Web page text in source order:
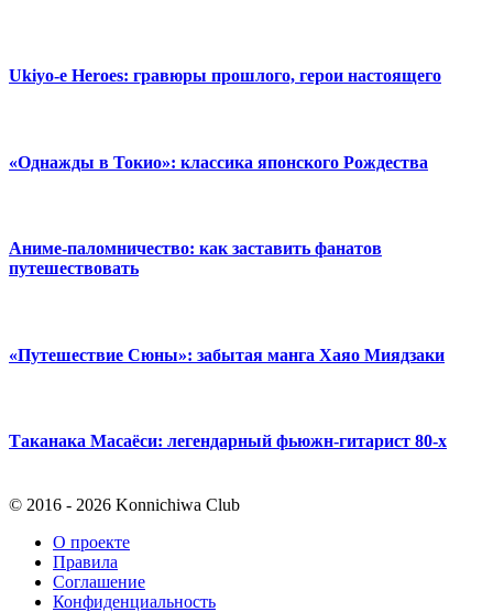
Ukiyo-e Heroes: гравюры прошлого, герои настоящего
«Однажды в Токио»: классика японского Рождества
Аниме-паломничество: как заставить фанатов
путешествовать
«Путешествие Сюны»: забытая манга Хаяо Миядзаки
Таканака Масаёси: легендарный фьюжн-гитарист 80-х
© 2016 - 2026 Konnichiwa Club
О проекте
Правила
Соглашение
Конфиденциальность